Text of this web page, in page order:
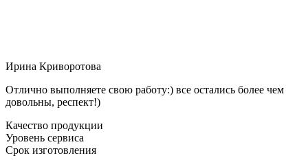
Ирина Криворотова
Отлично выполняете свою работу:) все остались более чем
довольны, респект!)
Качество продукции
Уровень сервиса
Срок изготовления